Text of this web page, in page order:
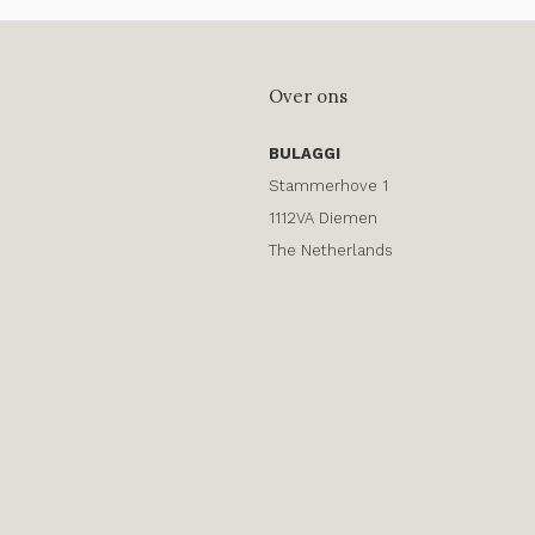
Over ons
BULAGGI
Stammerhove 1
1112VA Diemen
The Netherlands